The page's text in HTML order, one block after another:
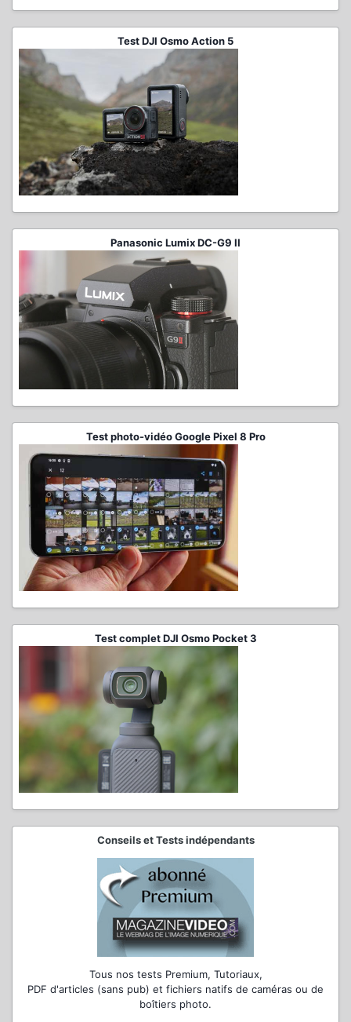
Test DJI Osmo Action 5
Panasonic Lumix DC-G9 II
Test photo-vidéo Google Pixel 8 Pro
Test complet DJI Osmo Pocket 3
Conseils et Tests indépendants
Tous nos tests Premium, Tutoriaux,
PDF d'articles (sans pub) et fichiers natifs de caméras ou de
boîtiers photo.